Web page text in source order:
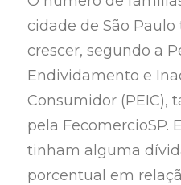
cidade de São
crescer, segundo a
Endividamento e
Consumidor (PEIC),
pela FecomercioSP.
tinham alguma
porcentual em